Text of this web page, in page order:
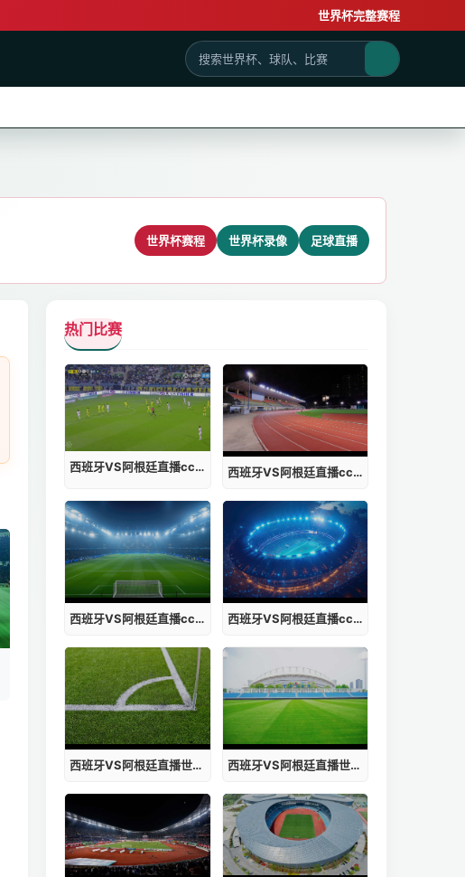
世界杯完整赛程
世界杯赛程 世界杯录像 足球直播
热门比赛
西班牙VS阿根廷直播cctv5直播时间查询 西班牙VS阿根廷直播cctv5直播时间2026
西班牙VS阿根廷直播cctv5直播时间线 西班牙VS阿根廷直播cctv5直播时间地点
西班牙VS阿根廷直播世界杯主题曲十大 西班牙VS阿根廷直播世界杯主题曲线